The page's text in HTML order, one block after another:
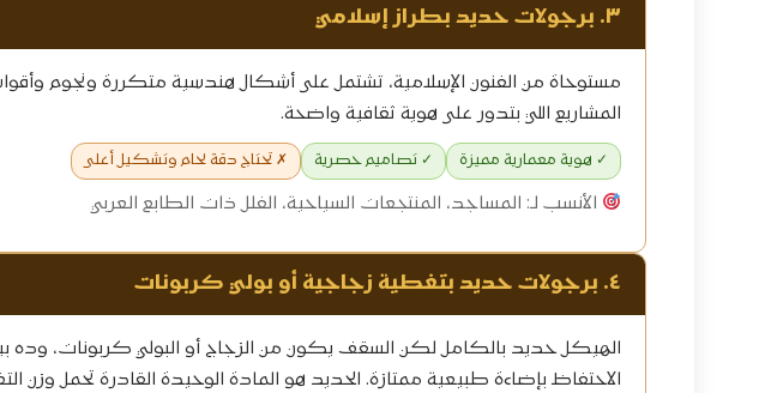
٣. برجولات حديد بطراز إسلامي
مستوحاة من الفنون الإسلامية، تشتمل على أشكال هندسية متكررة ونجوم
المشاريع اللي بتدور على هوية ثقافية واضحة.
✓ هوية معمارية مميزة ✓ تصاميم حصرية ✗ تحتاج دقة لحام وتشكيل أعلى
الأنسب لـ: المساجد، المنتجعات السياحية، الفلل ذات الطابع العربي
٤. برجولات حديد بتغطية زجاجية أو بولي كربونات
الهيكل حديد بالكامل لكن السقف يكون من الزجاج أو البولي كربونات،
الاحتفاظ بإضاءة طبيعية ممتازة. الحديد هو المادة الوحيدة القادرة تحمل وزن